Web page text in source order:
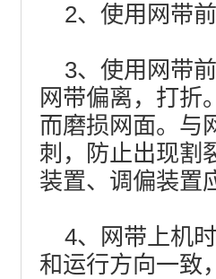
2、使用网带
3、使用网带
网带偏离，打折
而磨损网面。与
刺，防止出现割
装置、调偏装置
4、网带上机
和运行方向一致